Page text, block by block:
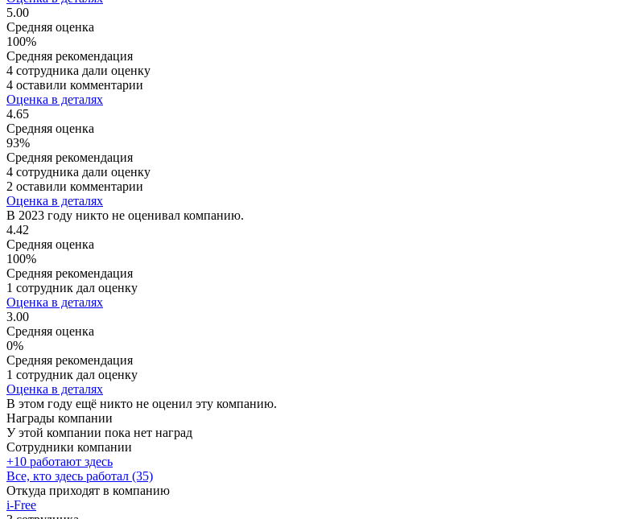
5.00
Средняя оценка
100%
Средняя рекомендация
4 сотрудника дали оценку
4 оставили комментарии
Оценка в деталях
4.65
Средняя оценка
93%
Средняя рекомендация
4 сотрудника дали оценку
2 оставили комментарии
Оценка в деталях
В 2023 году никто не оценивал компанию.
4.42
Средняя оценка
100%
Средняя рекомендация
1 сотрудник дал оценку
Оценка в деталях
3.00
Средняя оценка
0%
Средняя рекомендация
1 сотрудник дал оценку
Оценка в деталях
В этом году ещё никто не оценил эту компанию.
Награды компании
У этой компании пока нет наград
Сотрудники компании
+10 работают здесь
Все, кто здесь работал (35)
Откуда приходят в компанию
i-Free